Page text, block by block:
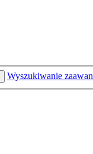
Wyszukiwanie